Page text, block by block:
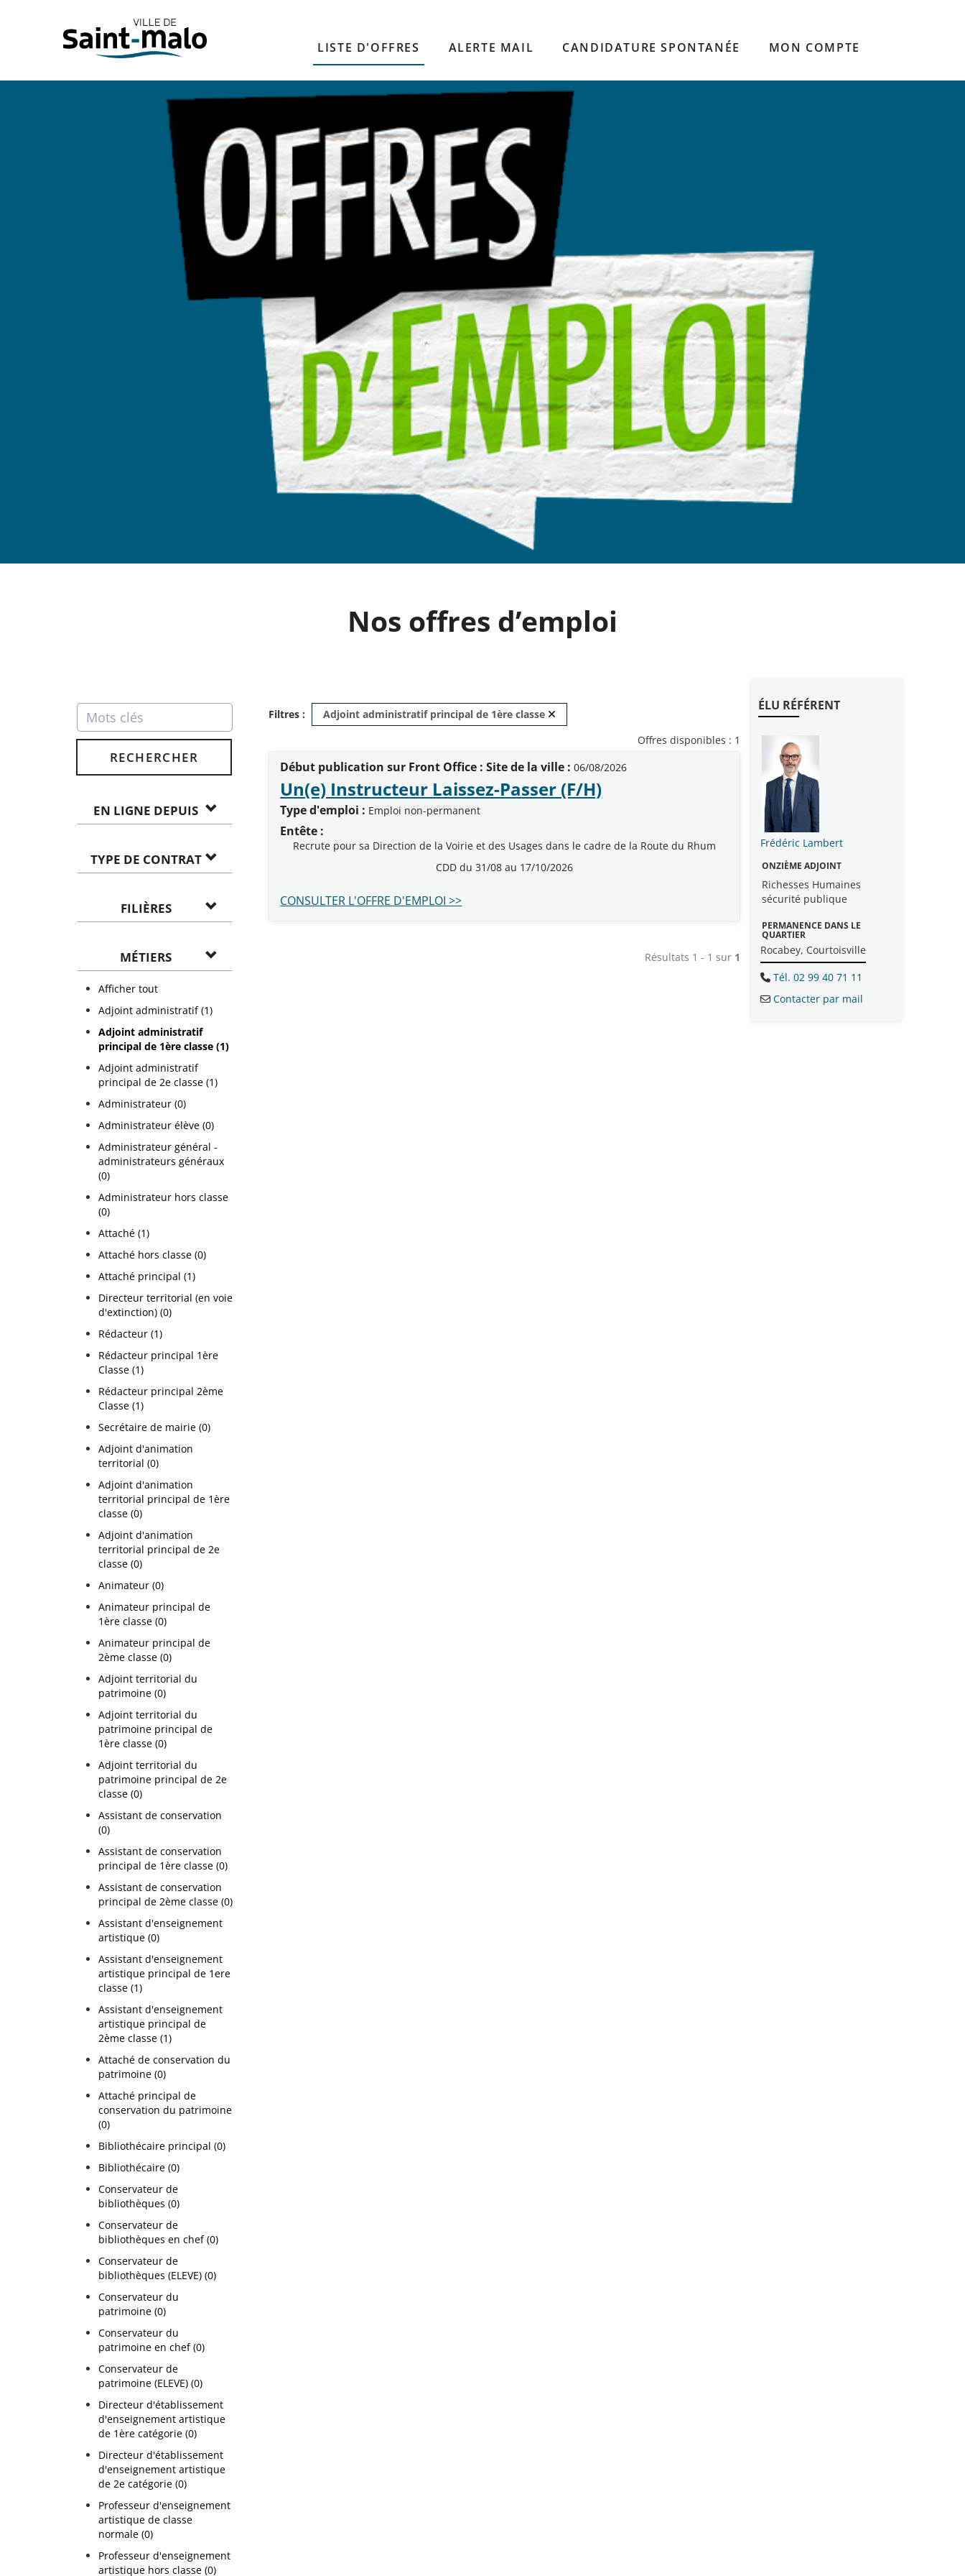
LISTE D'OFFRES ALERTE MAIL CANDIDATURE SPONTANÉE MON COMPTE
Nos offres d’emploi
RECHERCHER
EN LIGNE DEPUIS
TYPE DE CONTRAT
FILIÈRES
MÉTIERS
Afficher tout
Adjoint administratif (1)
Adjoint administratif
principal de 1ère classe (1)
Adjoint administratif
principal de 2e classe (1)
Administrateur (0)
Administrateur élève (0)
Administrateur général -
administrateurs généraux
(0)
Administrateur hors classe
(0)
Attaché (1)
Attaché hors classe (0)
Attaché principal (1)
Directeur territorial (en voie
d'extinction) (0)
Rédacteur (1)
Rédacteur principal 1ère
Classe (1)
Rédacteur principal 2ème
Classe (1)
Secrétaire de mairie (0)
Adjoint d'animation
territorial (0)
Adjoint d'animation
territorial principal de 1ère
classe (0)
Adjoint d'animation
territorial principal de 2e
classe (0)
Animateur (0)
Animateur principal de
1ère classe (0)
Animateur principal de
2ème classe (0)
Adjoint territorial du
patrimoine (0)
Adjoint territorial du
patrimoine principal de
1ère classe (0)
Adjoint territorial du
patrimoine principal de 2e
classe (0)
Assistant de conservation
(0)
Assistant de conservation
principal de 1ère classe (0)
Assistant de conservation
principal de 2ème classe (0)
Assistant d'enseignement
artistique (0)
Assistant d'enseignement
artistique principal de 1ere
classe (1)
Assistant d'enseignement
artistique principal de
2ème classe (1)
Attaché de conservation du
patrimoine (0)
Attaché principal de
conservation du patrimoine
(0)
Bibliothécaire principal (0)
Bibliothécaire (0)
Conservateur de
bibliothèques (0)
Conservateur de
bibliothèques en chef (0)
Conservateur de
bibliothèques (ELEVE) (0)
Conservateur du
patrimoine (0)
Conservateur du
patrimoine en chef (0)
Conservateur de
patrimoine (ELEVE) (0)
Directeur d'établissement
d'enseignement artistique
de 1ère catégorie (0)
Directeur d'établissement
d'enseignement artistique
de 2e catégorie (0)
Professeur d'enseignement
artistique de classe
normale (0)
Professeur d'enseignement
artistique hors classe (0)
Filtres : Adjoint administratif principal de 1ère classe
Retirer ce critère de recherche - rechargement de la page
Offres disponibles : 1
Début publication sur Front Office : Site de la ville : 06/08/2026
Un(e) Instructeur Laissez-Passer (F/H)(Nouvelle fenêtre)
Type d'emploi : Emploi non-permanent
Entête :
Recrute pour sa Direction de la Voirie et des Usages dans le cadre de la Route du Rhum
CDD du 31/08 au 17/10/2026
CONSULTER L'OFFRE D'EMPLOI >>
Résultats 1 - 1 sur 1
ÉLU RÉFÉRENT
Frédéric Lambert
ONZIÈME ADJOINT
Richesses Humaines
sécurité publique
PERMANENCE DANS LE
QUARTIER
Rocabey, Courtoisville
Tél. 02 99 40 71 11
Contacter par mail